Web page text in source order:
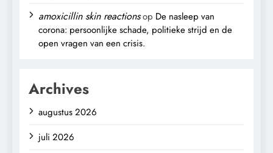
amoxicillin skin reactionsop De nasleep van
corona: persoonlijke schade, politieke strijd en de
open vragen van een crisis.
Archives
augustus 2026
juli 2026